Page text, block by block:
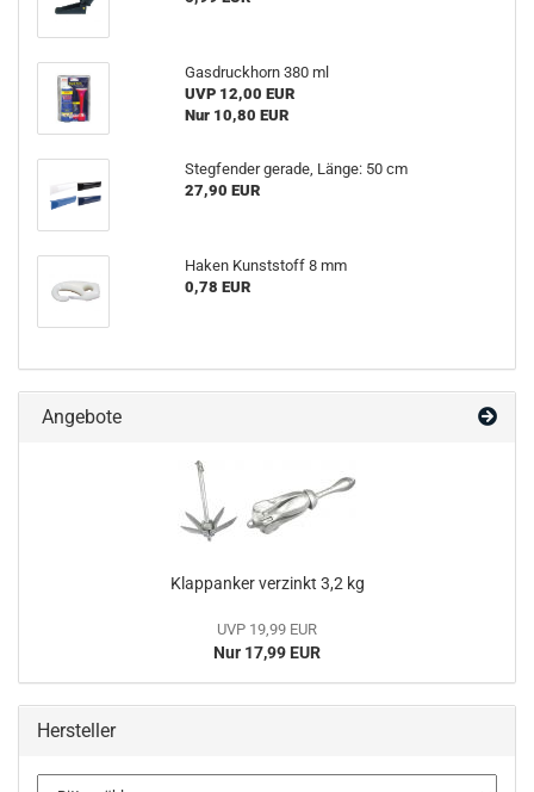
Gasdruckhorn 380 ml
UVP 12,00 EUR
Nur 10,80 EUR
Stegfender gerade, Länge: 50 cm
27,90 EUR
Haken Kunststoff 8 mm
0,78 EUR
Angebote
Klappanker verzinkt 3,2 kg
UVP 19,99 EUR
Nur 17,99 EUR
Hersteller